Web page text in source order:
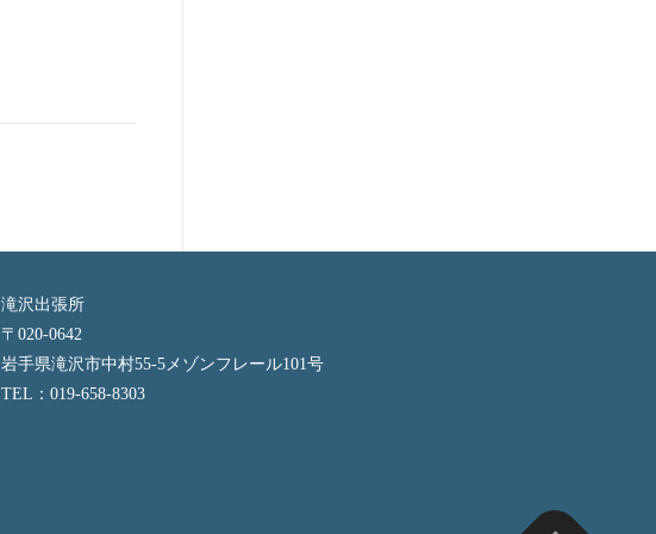
滝沢出張所
〒020-0642
岩手県滝沢市中村55-5メゾンフレール101号
TEL：019-658-8303